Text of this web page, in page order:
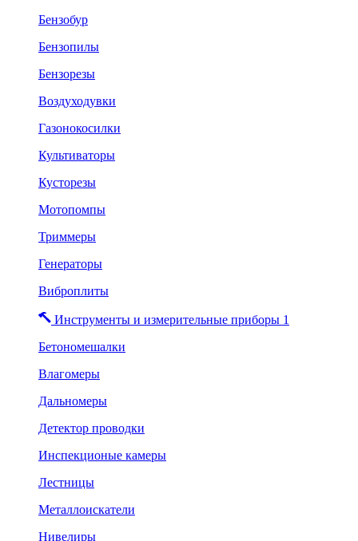
Бензобур
Бензопилы
Бензорезы
Воздуходувки
Газонокосилки
Культиваторы
Кусторезы
Мотопомпы
Триммеры
Генераторы
Виброплиты
Инструменты и измерительные приборы 1
Бетономешалки
Влагомеры
Дальномеры
Детектор проводки
Инспекционые камеры
Лестницы
Металлоискатели
Нивелиры